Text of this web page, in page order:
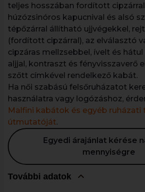
teljes hosszában fordított
húzózsinóros kapucnival és alsó
tépőzárral állítható ujjvégekkel,
(fordított cipzárral), az elválasztó
cipzáras mellzsebbel, ívelt és
aljjal, kontraszt és fényvisszaverő
szőtt címkével rendelkező kabát.
Ha női szabású felsőruházatot
használatra vagy logózáshoz,
Malfini kabátok és egyéb ruházati
útmutatóját.
Egyedi árajánlat kérése
mennyiségre
További adatok